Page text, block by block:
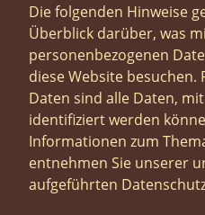
Die folgenden Hinweise
Überblick darüber, was
personenbezogenen
diese Website besuchen.
Daten sind alle Daten,
identifiziert werden
Informationen zum
entnehmen Sie unserer
aufgeführten